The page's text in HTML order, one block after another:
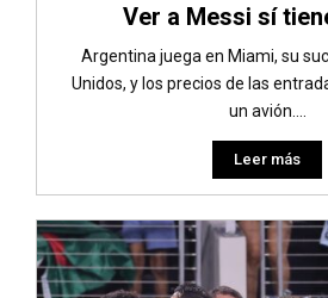
Ver a Messi sí
Argentina juega en Miami, su
Unidos, y los precios de las
un avión....
Leer más